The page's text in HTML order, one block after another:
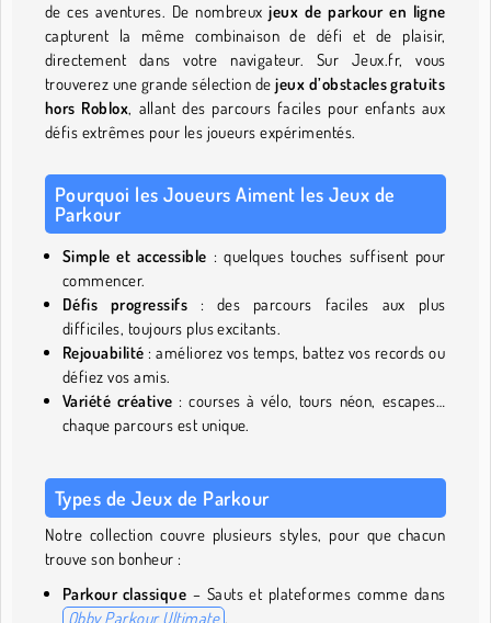
de ces aventures. De nombreuxjeux de parkour en ligne
capturent la même combinaison de défi et de plaisir,
directement dans votre navigateur. Sur Jeux.fr, vous
trouverez une grande sélection dejeux d’obstacles gratuits
hors Roblox, allant des parcours faciles pour enfants aux
défis extrêmes pour les joueurs expérimentés.
Pourquoi les Joueurs Aiment les Jeux de
Parkour
Simple et accessible : quelques touches suffisent pour
commencer.
Défis progressifs : des parcours faciles aux plus
difficiles, toujours plus excitants.
Rejouabilité : améliorez vos temps, battez vos records ou
défiez vos amis.
Variété créative : courses à vélo, tours néon, escapes…
chaque parcours est unique.
Types de Jeux de Parkour
Notre collection couvre plusieurs styles, pour que chacun
trouve son bonheur :
Parkour classique – Sauts et plateformes comme dans
Obby Parkour Ultimate .